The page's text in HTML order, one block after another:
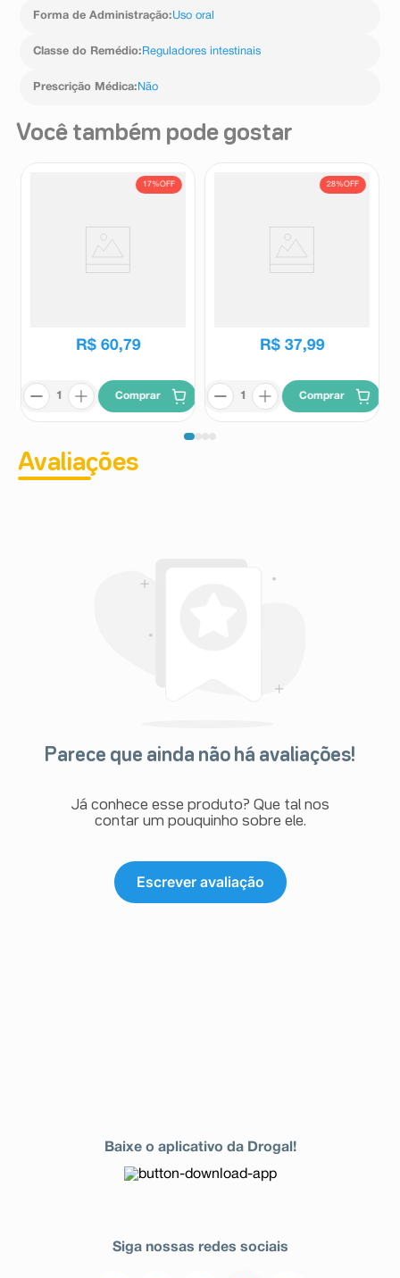
Forma de Administração:Uso oral
Classe do Remédio: Reguladores intestinais
Prescrição Médica: Não
Você também pode gostar
17%OFF
R$ 60,79
Comprar
28%OFF
R$ 37,99
Comprar
Avaliações
Parece que ainda não há avaliações!
Já conhece esse produto? Que tal nos
contar um pouquinho sobre ele.
Escrever avaliação
Baixe o aplicativo da Drogal!
Siga nossas redes sociais